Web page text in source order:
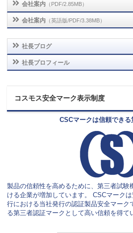
会社案内 （PDF/2.85MB）
会社案内 （英語版/PDF/3.38MB）
社長ブログ
社長プロフィール
コスモス安全マーク表示制度
CSCマークは信頼できる
製品の信頼性を高めるために、第三者試験
ける企業が増加しています。 CSCマーク
行における当社発行の認証製品安全マーク
る第三者認証マークとして高い信頼を得て